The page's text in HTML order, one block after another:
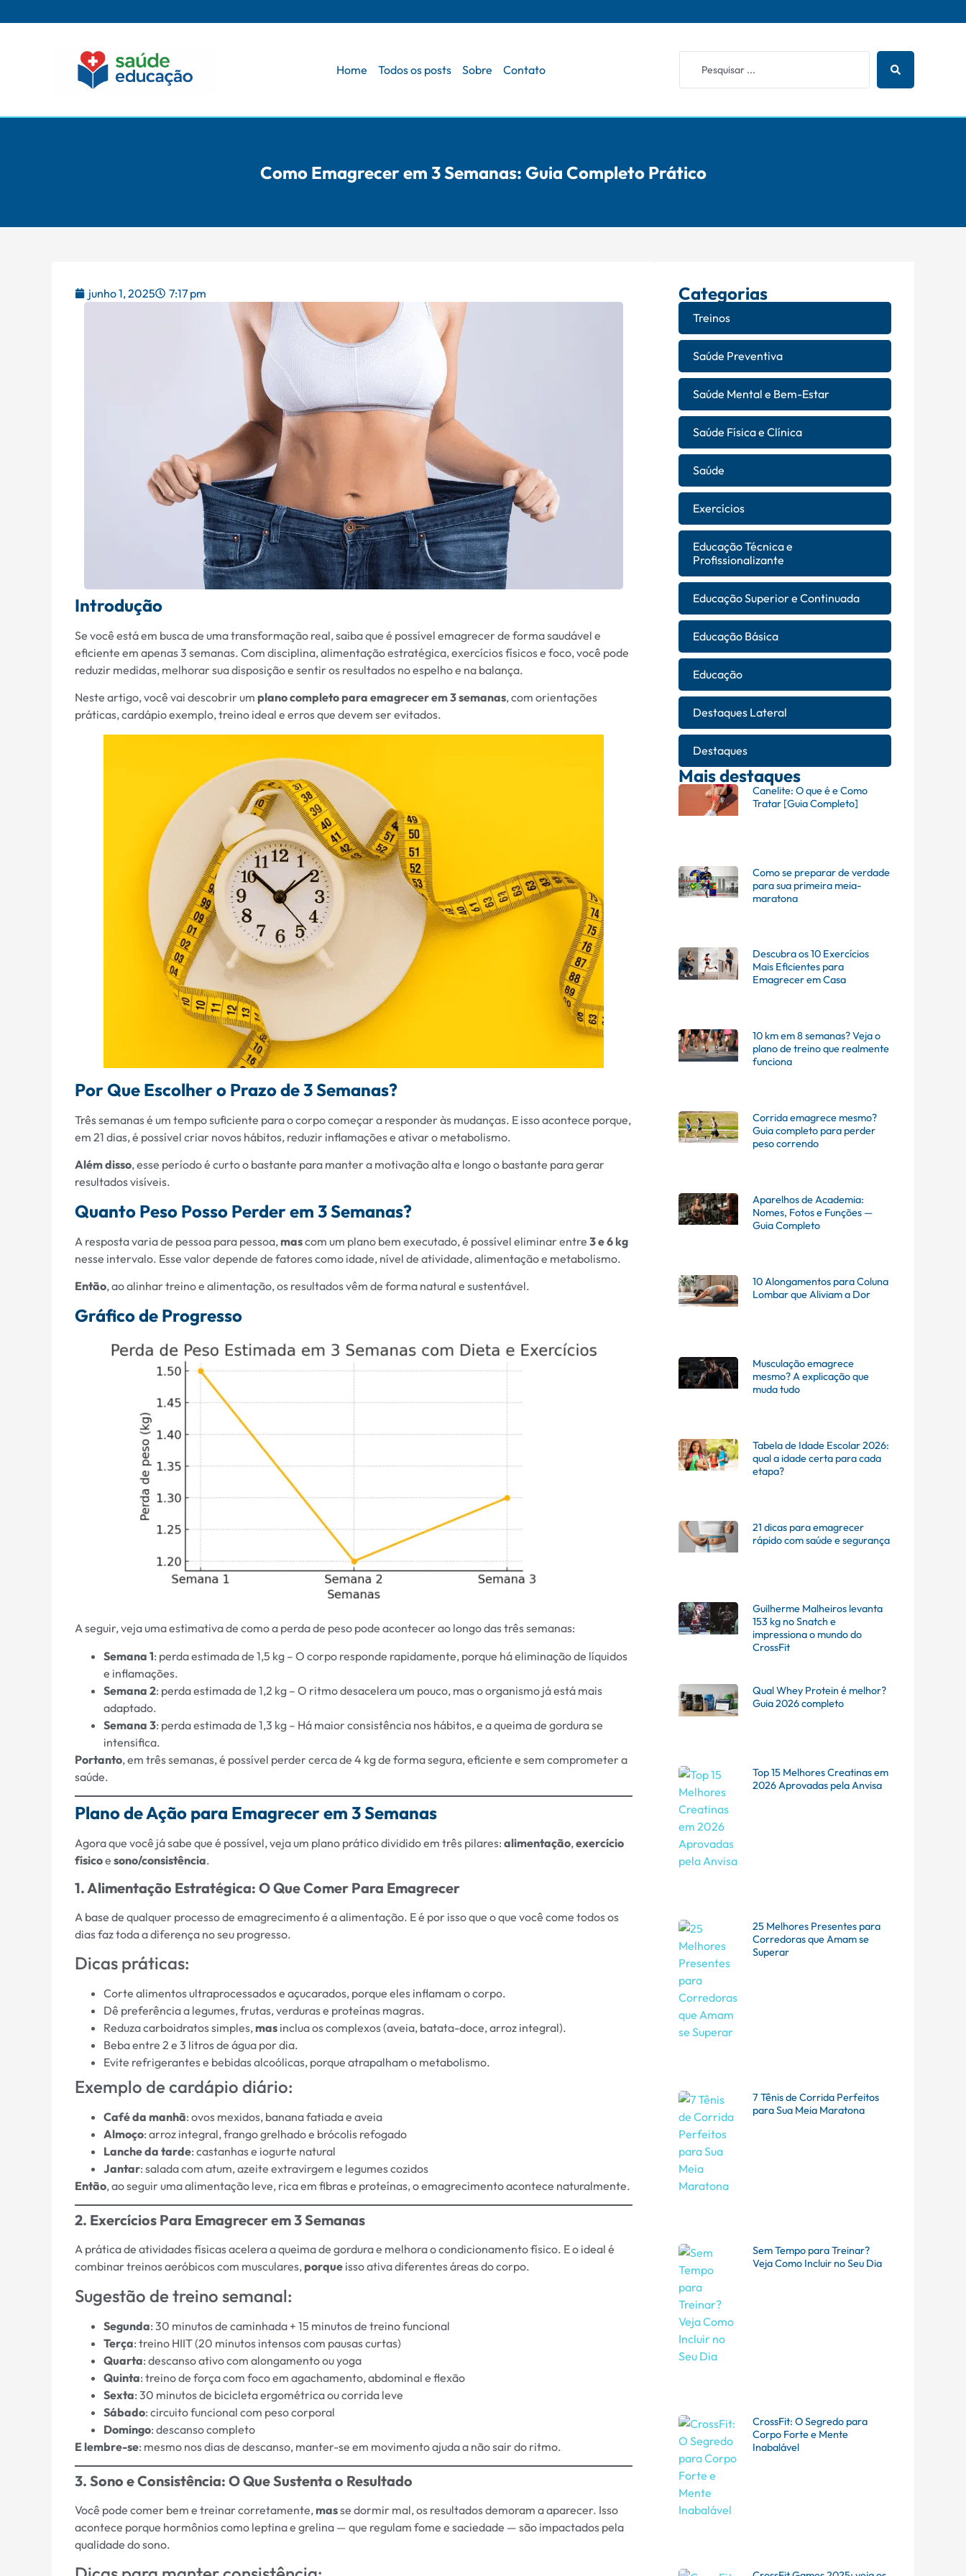
Home Todos os posts Sobre Contato
Como Emagrecer em 3 Semanas: Guia Completo Prático
junho 1, 2025 7:17 pm
Introdução
Se você está em busca de uma transformação real, saiba que é possível emagrecer de forma saudável e
eficiente em apenas 3 semanas. Com disciplina, alimentação estratégica, exercícios físicos e foco, você pode
reduzir medidas, melhorar sua disposição e sentir os resultados no espelho e na balança.
Neste artigo, você vai descobrir um plano completo para emagrecer em 3 semanas, com orientações
práticas, cardápio exemplo, treino ideal e erros que devem ser evitados.
Por Que Escolher o Prazo de 3 Semanas?
Três semanas é um tempo suficiente para o corpo começar a responder às mudanças. E isso acontece porque,
em 21 dias, é possível criar novos hábitos, reduzir inflamações e ativar o metabolismo.
Além disso, esse período é curto o bastante para manter a motivação alta e longo o bastante para gerar
resultados visíveis.
Quanto Peso Posso Perder em 3 Semanas?
A resposta varia de pessoa para pessoa,mascom um plano bem executado, é possível eliminar entre 3 e 6 kg
nesse intervalo. Esse valor depende de fatores como idade, nível de atividade, alimentação e metabolismo.
Então, ao alinhar treino e alimentação, os resultados vêm de forma natural e sustentável.
Gráfico de Progresso
A seguir, veja uma estimativa de como a perda de peso pode acontecer ao longo das três semanas:
Semana 1: perda estimada de 1,5 kg – O corpo responde rapidamente, porque há eliminação de líquidos
e inflamações.
Semana 2: perda estimada de 1,2 kg – O ritmo desacelera um pouco, mas o organismo já está mais
adaptado.
Semana 3: perda estimada de 1,3 kg – Há maior consistência nos hábitos, e a queima de gordura se
intensifica.
Portanto, em três semanas, é possível perder cerca de 4 kg de forma segura, eficiente e sem comprometer a
saúde.
Plano de Ação para Emagrecer em 3 Semanas
Agora que você já sabe que é possível, veja um plano prático dividido em três pilares: alimentação,exercício
físicoe sono/consistência.
1. Alimentação Estratégica: O Que Comer Para Emagrecer
A base de qualquer processo de emagrecimento é a alimentação. E é por isso que o que você come todos os
dias faz toda a diferença no seu progresso.
Dicas práticas:
Corte alimentos ultraprocessados e açucarados, porque eles inflamam o corpo.
Dê preferência a legumes, frutas, verduras e proteínas magras.
Reduza carboidratos simples,mas inclua os complexos (aveia, batata-doce, arroz integral).
Beba entre 2 e 3 litros de água por dia.
Evite refrigerantes e bebidas alcoólicas, porque atrapalham o metabolismo.
Exemplo de cardápio diário:
Café da manhã: ovos mexidos, banana fatiada e aveia
Almoço: arroz integral, frango grelhado e brócolis refogado
Lanche da tarde: castanhas e iogurte natural
Jantar: salada com atum, azeite extravirgem e legumes cozidos
Então, ao seguir uma alimentação leve, rica em fibras e proteínas, o emagrecimento acontece naturalmente.
2. Exercícios Para Emagrecer em 3 Semanas
A prática de atividades físicas acelera a queima de gordura e melhora o condicionamento físico. E o ideal é
combinar treinos aeróbicos com musculares,porque isso ativa diferentes áreas do corpo.
Sugestão de treino semanal:
Segunda: 30 minutos de caminhada + 15 minutos de treino funcional
Terça: treino HIIT (20 minutos intensos com pausas curtas)
Quarta: descanso ativo com alongamento ou yoga
Quinta: treino de força com foco em agachamento, abdominal e flexão
Sexta: 30 minutos de bicicleta ergométrica ou corrida leve
Sábado: circuito funcional com peso corporal
Domingo: descanso completo
E lembre-se: mesmo nos dias de descanso, manter-se em movimento ajuda a não sair do ritmo.
3. Sono e Consistência: O Que Sustenta o Resultado
Você pode comer bem e treinar corretamente,masse dormir mal, os resultados demoram a aparecer. Isso
acontece porque hormônios como leptina e grelina — que regulam fome e saciedade — são impactados pela
qualidade do sono.
Categorias
Treinos
Saúde Preventiva
Saúde Mental e Bem-Estar
Saúde Física e Clínica
Saúde
Exercícios
Educação Técnica e
Profissionalizante
Educação Superior e Continuada
Educação Básica
Educação
Destaques Lateral
Destaques
Mais destaques
Canelite: O que é e Como
Tratar [Guia Completo]
Como se preparar de verdade
para sua primeira meia-
maratona
Descubra os 10 Exercícios
Mais Eficientes para
Emagrecer em Casa
10 km em 8 semanas? Veja o
plano de treino que realmente
funciona
Corrida emagrece mesmo?
Guia completo para perder
peso correndo
Aparelhos de Academia:
Nomes, Fotos e Funções —
Guia Completo
10 Alongamentos para Coluna
Lombar que Aliviam a Dor
Musculação emagrece
mesmo? A explicação que
muda tudo
Tabela de Idade Escolar 2026:
qual a idade certa para cada
etapa?
21 dicas para emagrecer
rápido com saúde e segurança
Guilherme Malheiros levanta
153 kg no Snatch e
impressiona o mundo do
CrossFit
Qual Whey Protein é melhor?
Guia 2026 completo
Top 15 Melhores Creatinas em
2026 Aprovadas pela Anvisa
25 Melhores Presentes para
Corredoras que Amam se
Superar
7 Tênis de Corrida Perfeitos
para Sua Meia Maratona
Sem Tempo para Treinar?
Veja Como Incluir no Seu Dia
CrossFit: O Segredo para
Corpo Forte e Mente
Inabalável